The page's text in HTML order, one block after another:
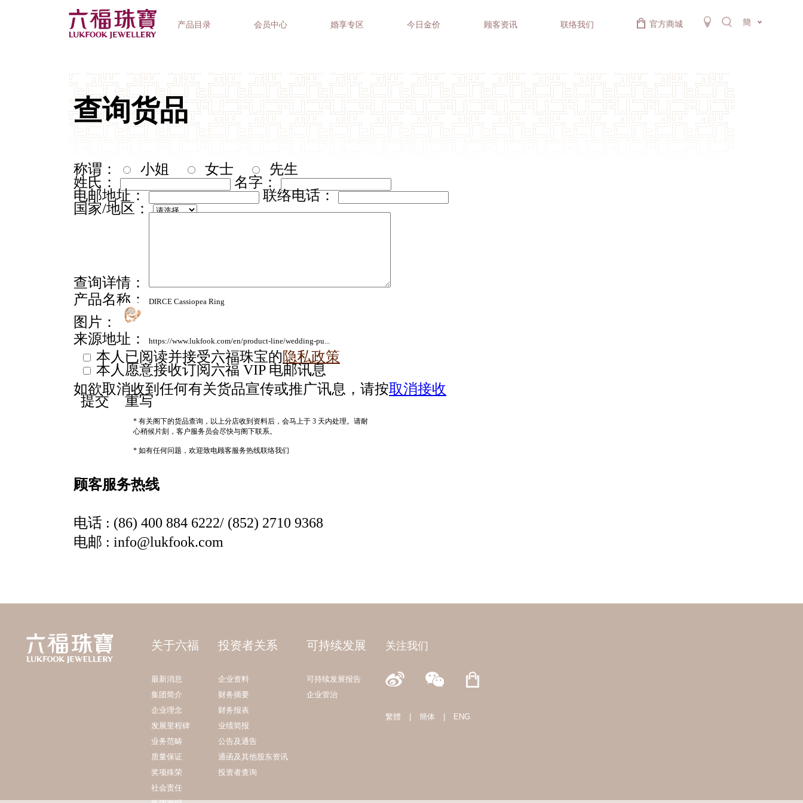
产品目录 会员中心 婚享专区 今日金价 顾客资讯 联络我们 官方商城 簡
钟表品牌 精选礼品
关于六福
最新消息
集团简介
企业理念
发展里程碑
业务范畴
质量保证
奖项殊荣
社会责任
投资者关系
企业资料
财务摘要
财务报表
业绩简报
公告及通告
通函及其他股东资讯
投资者查询
可持续发展
可持续发展报告
企业管治
关注我们
繁體 簡体 ENG